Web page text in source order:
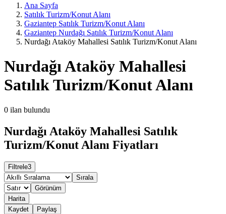
Ana Sayfa
Satılık Turizm/Konut Alanı
Gaziantep Satılık Turizm/Konut Alanı
Gaziantep Nurdağı Satılık Turizm/Konut Alanı
Nurdağı Ataköy Mahallesi Satılık Turizm/Konut Alanı
Nurdağı Ataköy Mahallesi
Satılık Turizm/Konut Alanı
0 ilan bulundu
Nurdağı Ataköy Mahallesi Satılık
Turizm/Konut Alanı Fiyatları
Filtrele3
Sırala
Görünüm
Harita
Kaydet
Paylaş